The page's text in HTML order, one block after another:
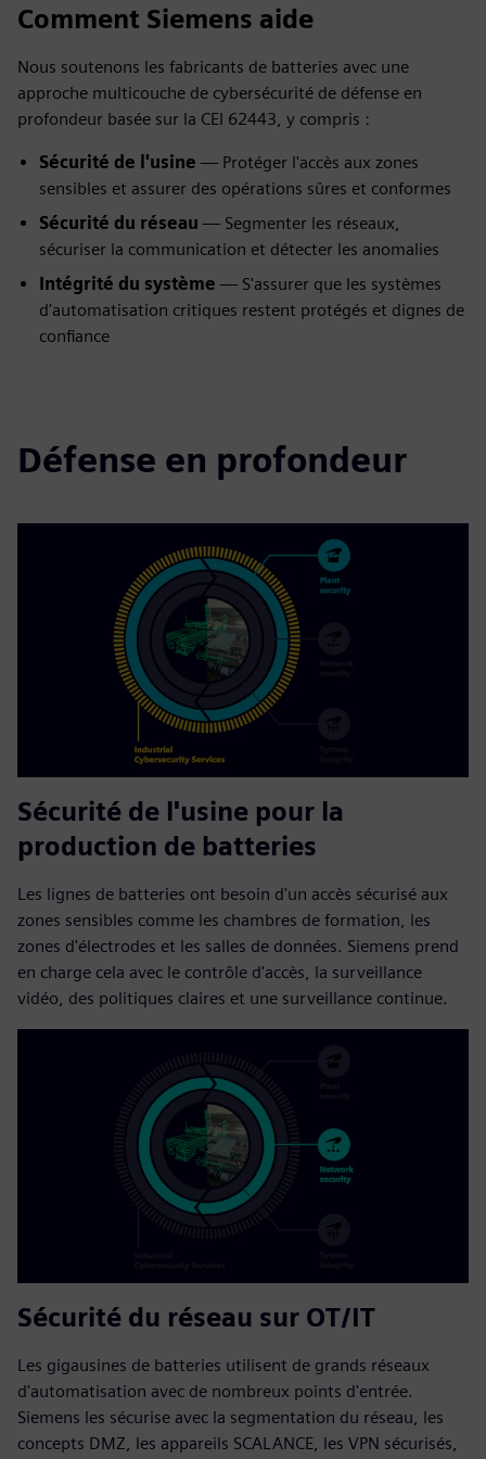
Comment Siemens aide
Nous soutenons les fabricants de batteries avec une
approche multicouche de cybersécurité de défense en
profondeur basée sur la CEI 62443, y compris :
Sécurité de l'usine — Protéger l'accès aux zones
sensibles et assurer des opérations sûres et conformes
Sécurité du réseau — Segmenter les réseaux,
sécuriser la communication et détecter les anomalies
Intégrité du système — S'assurer que les systèmes
d'automatisation critiques restent protégés et dignes de
confiance
Défense en profondeur
Sécurité de l'usine pour la
production de batteries
Les lignes de batteries ont besoin d'un accès sécurisé aux
zones sensibles comme les chambres de formation, les
zones d'électrodes et les salles de données. Siemens prend
en charge cela avec le contrôle d'accès, la surveillance
vidéo, des politiques claires et une surveillance continue.
Sécurité du réseau sur OT/IT
Les gigausines de batteries utilisent de grands réseaux
d'automatisation avec de nombreux points d'entrée.
Siemens les sécurise avec la segmentation du réseau, les
concepts DMZ, les appareils SCALANCE, les VPN sécurisés,